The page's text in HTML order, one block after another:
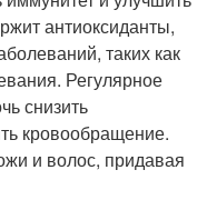
антиоксиданты,
таких как
Регулярное
снизить
кровообращение.
и волос, придавая